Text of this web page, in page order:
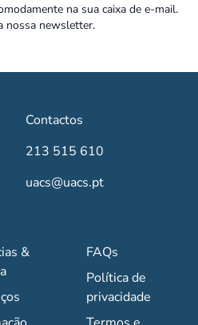
na sua caixa de e-mail.
nossa newsletter.
Contactos
213 515 610
uacs@uacs.pt
&
FAQs
Política de
privacidade